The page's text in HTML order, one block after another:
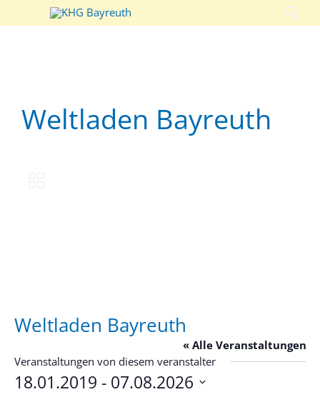

Weltladen Bayreuth
Weltladen Bayreuth
« Alle Veranstaltungen
Veranstaltungen von diesem veranstalter
18.01.2019 - 07.08.2026